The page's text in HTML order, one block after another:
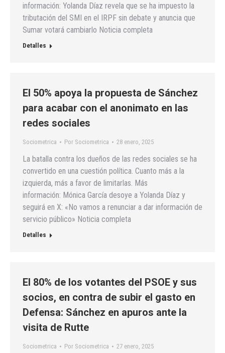
información: Yolanda Díaz revela que se ha impuesto la
tributación del SMI en el IRPF sin debate y anuncia que
Sumar votará cambiarlo Noticia completa
Detalles
El 50% apoya la propuesta de Sánchez
para acabar con el anonimato en las
redes sociales
Sociometrica Por Sociometrica 28 enero, 2025
La batalla contra los dueños de las redes sociales se ha
convertido en una cuestión política. Cuanto más a la
izquierda, más a favor de limitarlas. Más
información: Mónica García desoye a Yolanda Díaz y
seguirá en X: «No vamos a renunciar a dar información de
servicio público» Noticia completa
Detalles
El 80% de los votantes del PSOE y sus
socios, en contra de subir el gasto en
Defensa: Sánchez en apuros ante la
visita de Rutte
Sociometrica Por Sociometrica 27 enero, 2025